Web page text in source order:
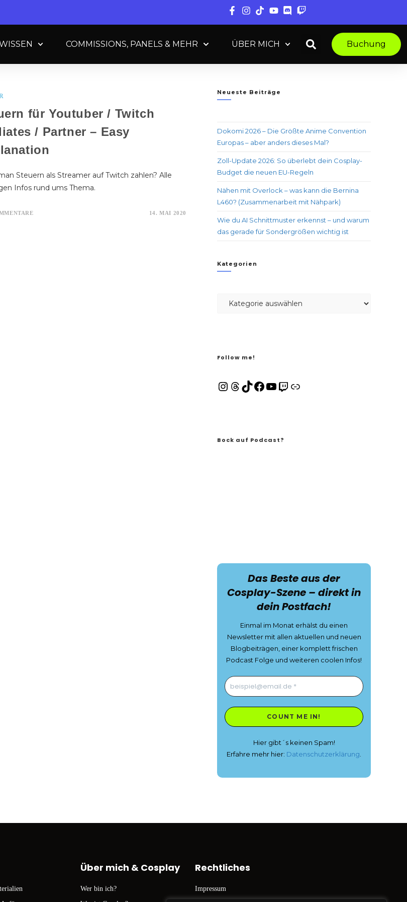
COMMISSIONS, PANELS & MEHR ÜBER MICH Buchung
Neueste Beiträge
Dokomi 2026 – Die Größte Anime Convention
Europas – aber anders dieses Mal?
Zoll-Update 2026: So überlebt dein Cosplay-
Budget die neuen EU-Regeln
Nähen mit Overlock – was kann die Bernina
L460? (Zusammenarbeit mit Nähpark)
Wie du AI Schnittmuster erkennst – und warum
das gerade für Sondergrößen wichtig ist
Kategorien
Follow me!
Bock auf Podcast?
Das Beste aus der
Cosplay-Szene – direkt in
dein Postfach!
Einmal im Monat erhälst du einen
Newsletter mit allen aktuellen und neuen
Blogbeiträgen, einer komplett frischen
Podcast Folge und weiteren coolen Infos!
Hier gibt´s keinen Spam!
Erfahre mehr hier: Datenschutzerklärung
für Youtuber / Twitch
/ Partner – Easy
Steuern als Streamer auf Twitch zahlen? Alle
Infos rund ums Thema.
14. MAI 2020
Über mich & Cosplay
Wer bin ich?
Rechtliches
Impressum